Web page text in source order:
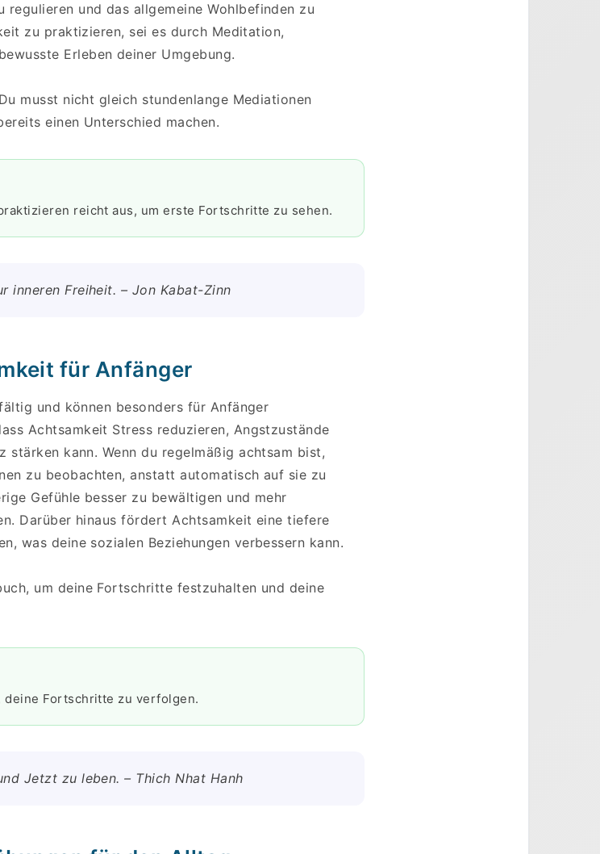
regulieren und das allgemeine Wohlbefinden zu
zu praktizieren, sei es durch Meditation,
Erleben deiner Umgebung.
musst nicht gleich stundenlange Mediationen
einen Unterschied machen.
reicht aus, um erste Fortschritte zu sehen.
inneren Freiheit. – Jon Kabat-Zinn
für Anfänger
und können besonders für Anfänger
Achtsamkeit Stress reduzieren, Angstzustände
stärken kann. Wenn du regelmäßig achtsam bist,
zu beobachten, anstatt automatisch auf sie zu
Gefühle besser zu bewältigen und mehr
Darüber hinaus fördert Achtsamkeit eine tiefere
was deine sozialen Beziehungen verbessern kann.
um deine Fortschritte festzuhalten und deine
deine Fortschritte zu verfolgen.
Jetzt zu leben. – Thich Nhat Hanh